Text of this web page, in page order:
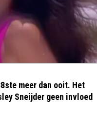
meer dan ooit. Het
Sneijder geen invloed